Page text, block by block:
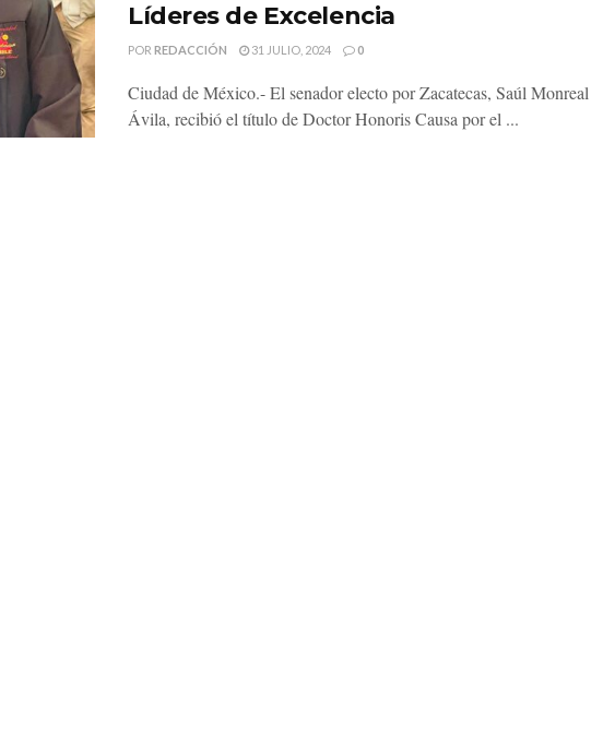
Líderes de Excelencia
POR REDACCIÓN 31 JULIO, 2024 0
Ciudad de México.- El senador electo por Zacatecas, Saúl Monreal
Ávila, recibió el título de Doctor Honoris Causa por el ...